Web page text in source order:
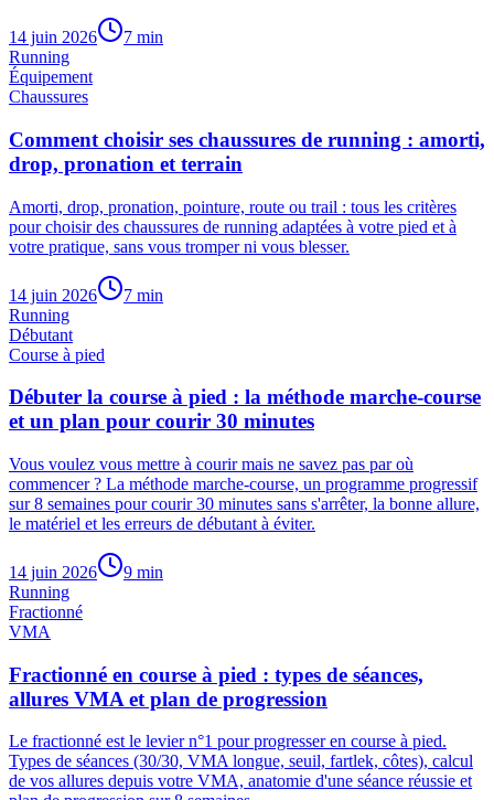
14 juin 2026 7 min
Running
Équipement
Chaussures
Comment choisir ses chaussures de running : amorti,
drop, pronation et terrain
Amorti, drop, pronation, pointure, route ou trail : tous les critères
pour choisir des chaussures de running adaptées à votre pied et à
votre pratique, sans vous tromper ni vous blesser.
14 juin 2026 7 min
Running
Débutant
Course à pied
Débuter la course à pied : la méthode marche-course
et un plan pour courir 30 minutes
Vous voulez vous mettre à courir mais ne savez pas par où
commencer ? La méthode marche-course, un programme progressif
sur 8 semaines pour courir 30 minutes sans s'arrêter, la bonne allure,
le matériel et les erreurs de débutant à éviter.
14 juin 2026 9 min
Running
Fractionné
VMA
Fractionné en course à pied : types de séances,
allures VMA et plan de progression
Le fractionné est le levier n°1 pour progresser en course à pied.
Types de séances (30/30, VMA longue, seuil, fartlek, côtes), calcul
de vos allures depuis votre VMA, anatomie d'une séance réussie et